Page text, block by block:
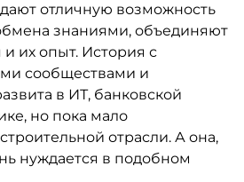
отличную возможность
знаниями, объединяют
их опыт. История с
сообществами и
в ИТ, банковской
но пока мало
отрасли. А она,
нуждается в подобном